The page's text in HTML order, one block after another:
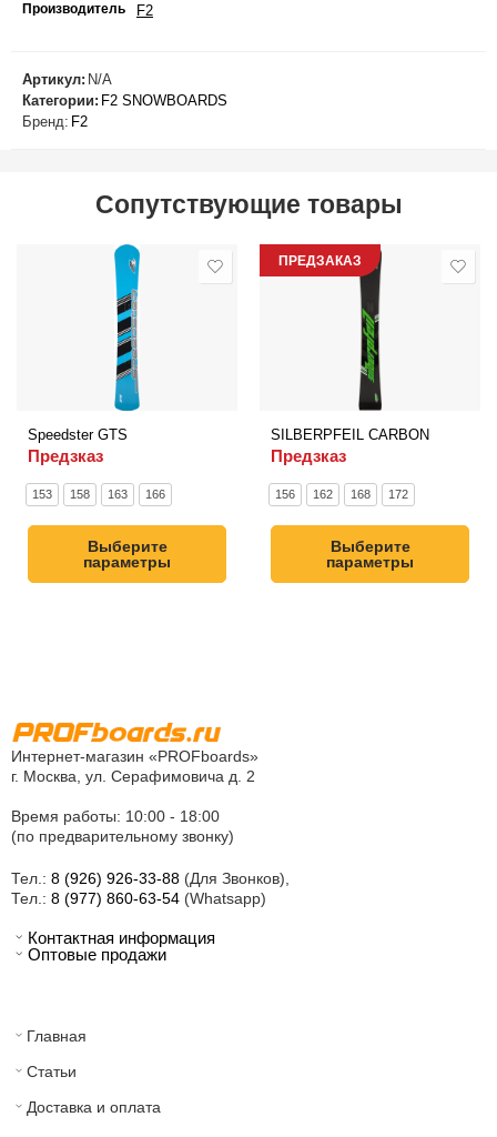
Производитель F2
Артикул: N/A
Категории: F2 SNOWBOARDS
Бренд: F2
Сопутствующие товары
Speedster GTS
Предзказ
153 158 163 166
Выберите
параметры
ПРЕДЗАКАЗ
SILBERPFEIL CARBON
Предзказ
156 162 168 172
Выберите
параметры
Интернет-магазин «PROFboards»
г. Москва, ул. Серафимовича д. 2
Время работы: 10:00 - 18:00
(по предварительному звонку)
Тел.: 8 (926) 926-33-88 (Для Звонков),
Тел.: 8 (977) 860-63-54 (Whatsapp)
Контактная информация
Оптовые продажи
Главная
Статьи
Доставка и оплата